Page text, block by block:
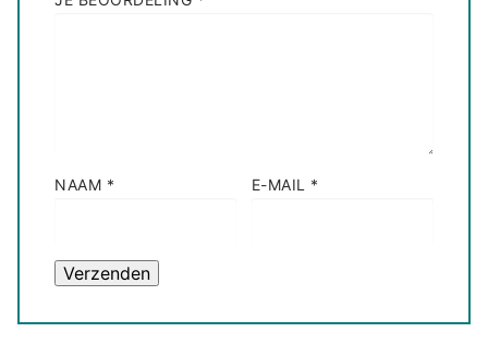
NAAM * E-MAIL *